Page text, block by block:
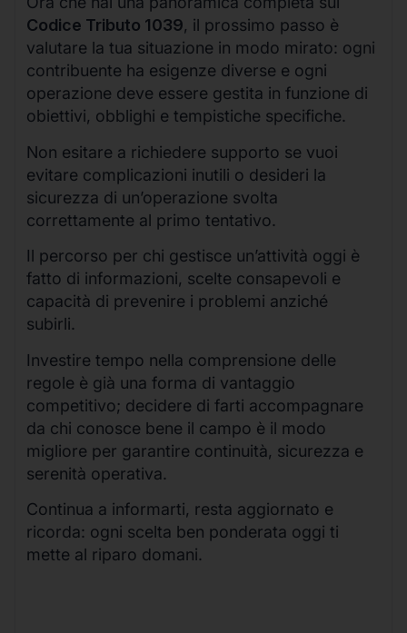
Codice Tributo 1039, il prossimo passo è
valutare la tua situazione in modo mirato: ogni
contribuente ha esigenze diverse e ogni
operazione deve essere gestita in funzione di
obiettivi, obblighi e tempistiche specifiche.
Non esitare a richiedere supporto se vuoi
evitare complicazioni inutili o desideri la
sicurezza di un’operazione svolta
correttamente al primo tentativo.
Il percorso per chi gestisce un’attività oggi è
fatto di informazioni, scelte consapevoli e
capacità di prevenire i problemi anziché
subirli.
Investire tempo nella comprensione delle
regole è già una forma di vantaggio
competitivo; decidere di farti accompagnare
da chi conosce bene il campo è il modo
migliore per garantire continuità, sicurezza e
serenità operativa.
Continua a informarti, resta aggiornato e
ricorda: ogni scelta ben ponderata oggi ti
mette al riparo domani.